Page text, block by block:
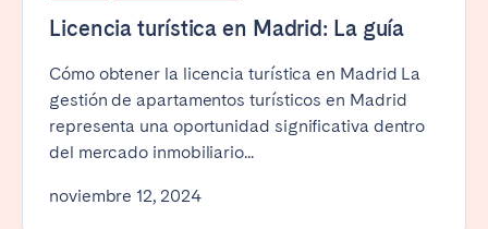
Licencia turística en Madrid: La guía
Cómo obtener la licencia turística en Madrid La
gestión de apartamentos turísticos en Madrid
representa una oportunidad significativa dentro
del mercado inmobiliario...
noviembre 12, 2024